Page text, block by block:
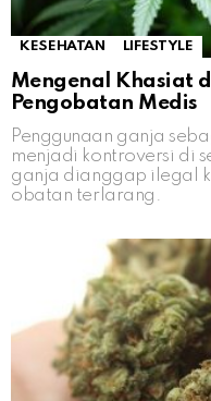
KESEHATAN LIFESTYLE
Mengenal Khasiat
Pengobatan Medis
Penggunaan ganja
menjadi kontroversi di
ganja dianggap ilegal
obatan terlarang.